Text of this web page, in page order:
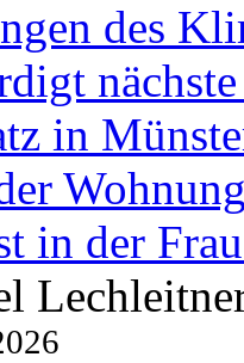
des
in
in der